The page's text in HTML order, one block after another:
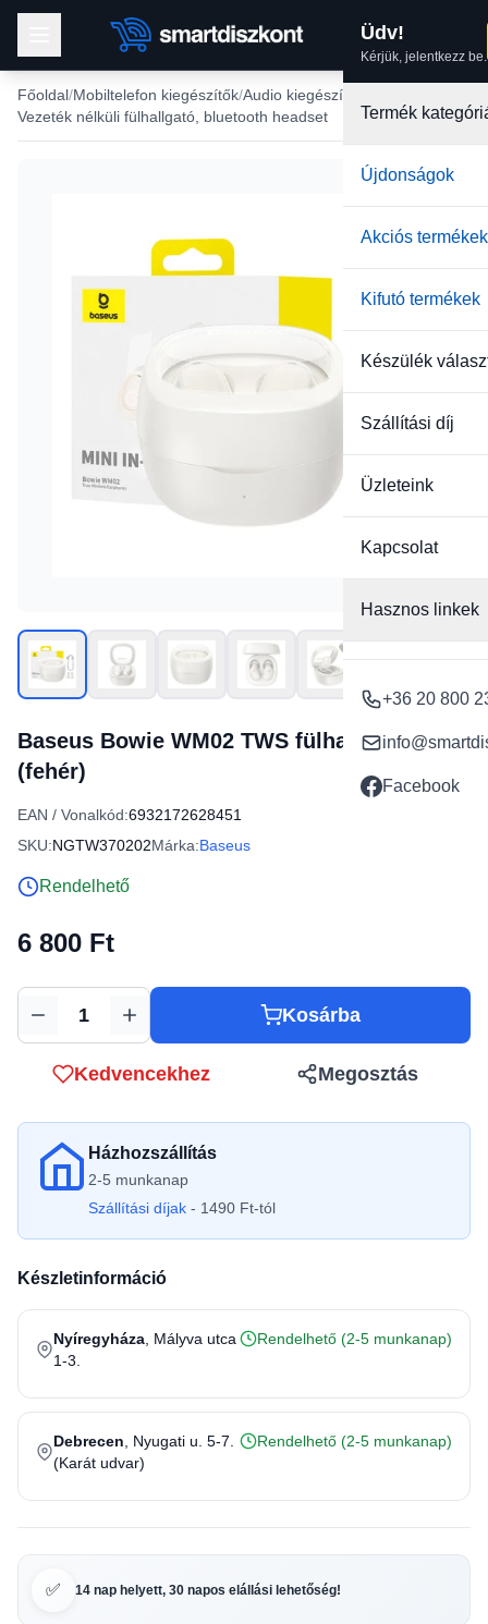
Üdv!
Kérjük, jelentkezz be.
Termék
Újdonságok
Akciós termékek
Kifutó termékek
Készülék
Szállítási díj
Üzleteink
Kapcsolat
Hasznos linkek
+36 20 800
Facebook
Főoldal Mobiltelefon kiegészítők Audio kiegészítők
Vezeték nélküli fülhallgató, bluetooth headset
Baseus Bowie WM02 TWS fülhallgató
(fehér)
EAN / Vonalkód:6932172628451
SKU:NGTW370202Márka:Baseus
Rendelhető
6 800 Ft
Mennyiség Kosárba
Kedvencekhez Megosztás
Házhozszállítás
2-5 munkanap
Szállítási díjak - 1490 Ft-tól
Készletinformáció
Nyíregyháza , Mályva utca
1-3.
Rendelhető (2-5 munkanap)
Debrecen , Nyugati u. 5-7.
(Karát udvar)
Rendelhető (2-5 munkanap)
✅ 14 nap helyett, 30 napos elállási lehetőség!